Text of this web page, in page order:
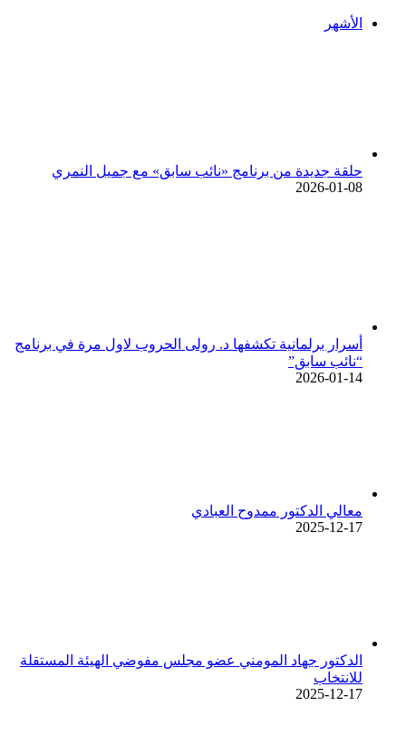
الأشهر
حلقة جديدة من برنامج «نائب سابق» مع جميل النمري
2026-01-08
أسرار برلمانية تكشفها د. رولى الحروب لاول مرة في برنامج
“نائب سابق”
2026-01-14
معالي الدكتور ممدوح العبادي
2025-12-17
الدكتور جهاد المومني عضو مجلس مفوضي الهيئة المستقلة
للانتخاب
2025-12-17